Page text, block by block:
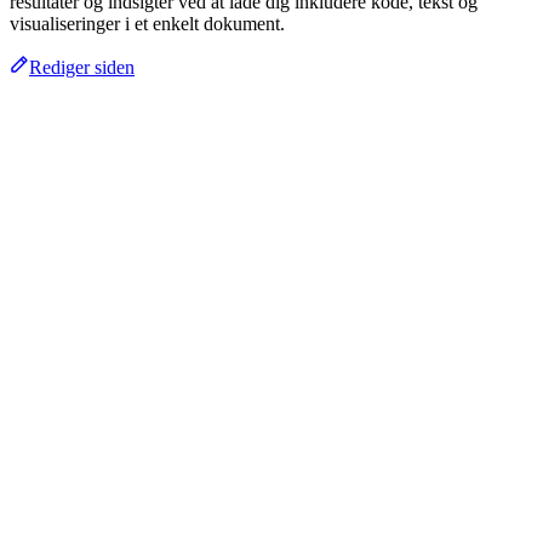
visualiseringer i et enkelt dokument.
Rediger siden